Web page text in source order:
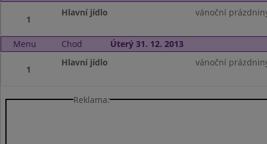
1
Hlavní jídlo vánoční
Menu Chod Úterý 31. 12. 2013
1
Hlavní jídlo vánoční
Reklama: